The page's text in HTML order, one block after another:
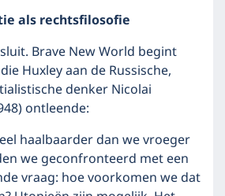
als rechtsfilosofie
Brave New World begint
Huxley aan de Russische,
denker Nicolai
ontleende:
haalbaarder dan we vroeger
we geconfronteerd met een
vraag: hoe voorkomen we dat